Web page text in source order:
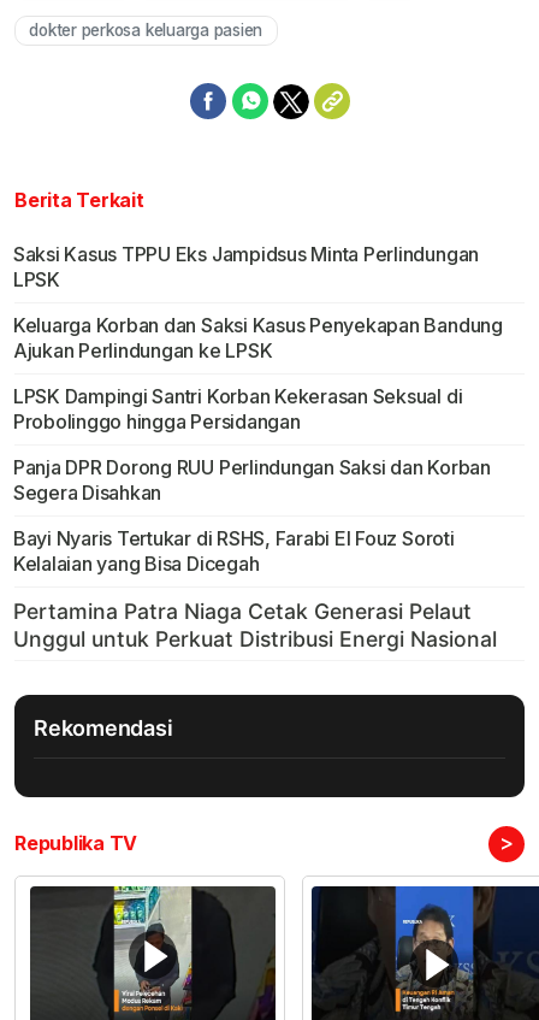
dokter perkosa keluarga pasien
Berita Terkait
Saksi Kasus TPPU Eks Jampidsus Minta Perlindungan
LPSK
Keluarga Korban dan Saksi Kasus Penyekapan Bandung
Ajukan Perlindungan ke LPSK
LPSK Dampingi Santri Korban Kekerasan Seksual di
Probolinggo hingga Persidangan
Panja DPR Dorong RUU Perlindungan Saksi dan Korban
Segera Disahkan
Bayi Nyaris Tertukar di RSHS, Farabi El Fouz Soroti
Kelalaian yang Bisa Dicegah
Rekomendasi
Republika TV >